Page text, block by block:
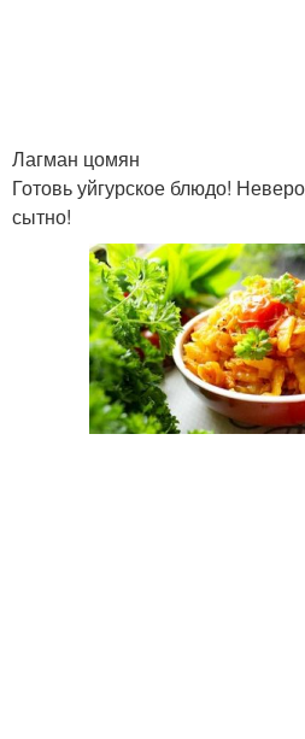
Лагман цомян
Готовь уйгурское блюдо!
сытно!